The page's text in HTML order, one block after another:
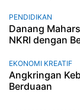
PENDIDIKAN
Danang
NKRI dengan
EKONOMI KREATIF
Angkringan
Berduaan